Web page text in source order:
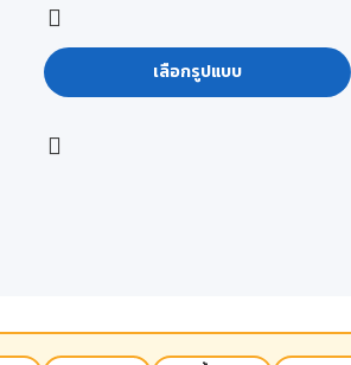
เลือกรูปแบบ